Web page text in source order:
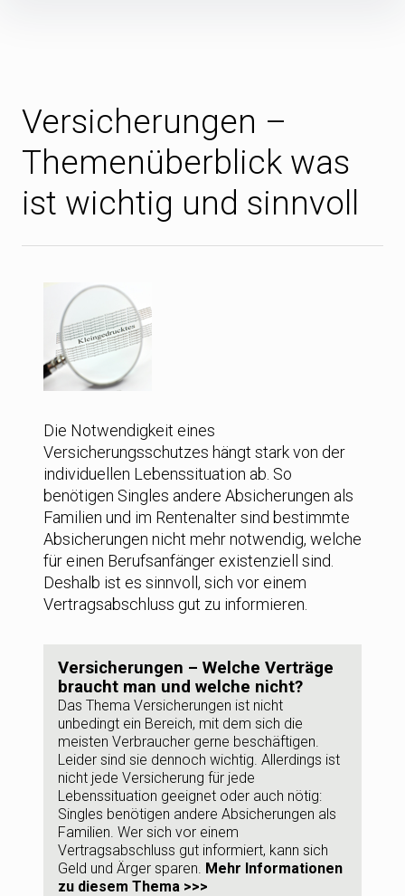
Versicherungen –
Themenüberblick was
ist wichtig und sinnvoll
Die Notwendigkeit eines
Versicherungsschutzes hängt stark von der
individuellen Lebenssituation ab. So
benötigen Singles andere Absicherungen als
Familien und im Rentenalter sind bestimmte
Absicherungen nicht mehr notwendig, welche
für einen Berufsanfänger existenziell sind.
Deshalb ist es sinnvoll, sich vor einem
Vertragsabschluss gut zu informieren.
Versicherungen – Welche Verträge
braucht man und welche nicht?
Das Thema Versicherungen ist nicht
unbedingt ein Bereich, mit dem sich die
meisten Verbraucher gerne beschäftigen.
Leider sind sie dennoch wichtig. Allerdings ist
nicht jede Versicherung für jede
Lebenssituation geeignet oder auch nötig:
Singles benötigen andere Absicherungen als
Familien. Wer sich vor einem
Vertragsabschluss gut informiert, kann sich
Geld und Ärger sparen. Mehr Informationen
zu diesem Thema >>>